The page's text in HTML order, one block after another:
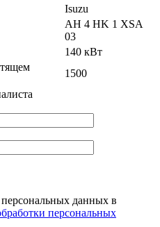
Isuzu
AH 4 HK 1 XSA
03
140 кВт
1500
персональных данных в
персональных